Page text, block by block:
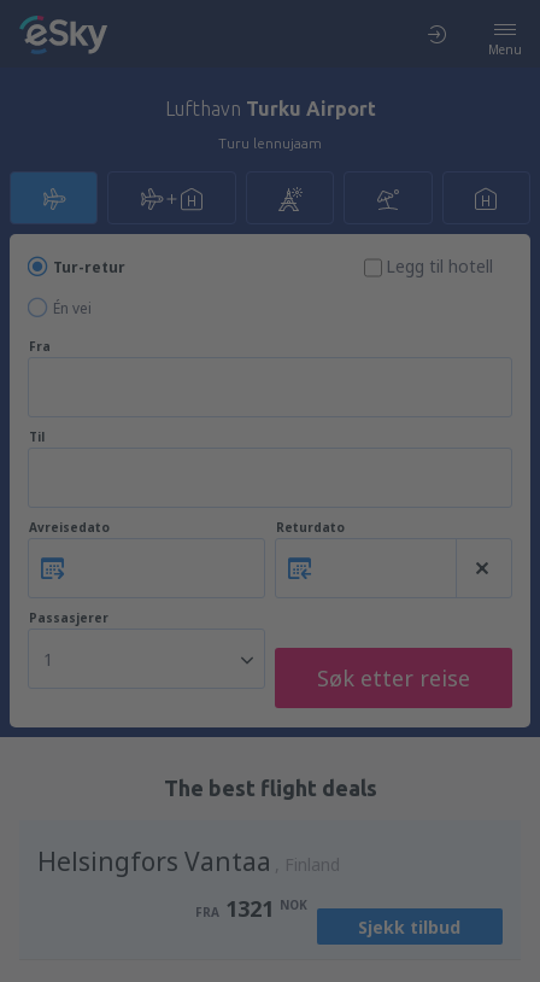
Menu
Lufthavn Turku Airport
Turu lennujaam
Tur-retur
Én vei
Legg til hotell
Fra
Til
Avreisedato Returdato
Passasjerer
1
Søk etter reise
The best flight deals
Helsingfors Vantaa Finland
FRA 1321 NOK
Sjekk tilbud